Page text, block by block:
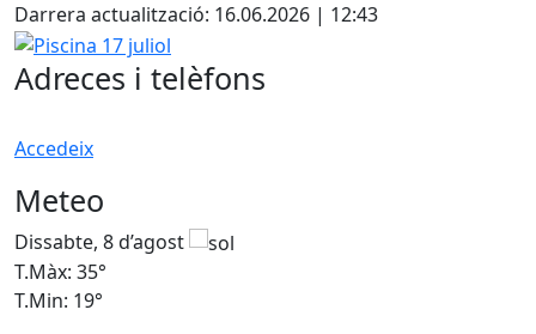
Darrera actualització: 16.06.2026 | 12:43
Piscina 17 juliol
Adreces i telèfons
Accedeix
Meteo
Dissabte, 8 d’agost
T.Màx: 35°
T.Min: 19°